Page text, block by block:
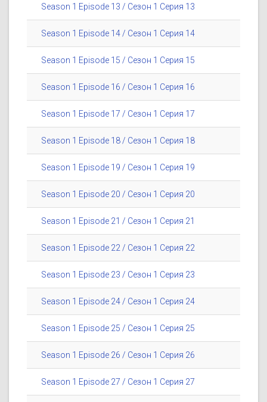
Season 1 Episode 13 / Сезон 1 Серия 13
Season 1 Episode 14 / Сезон 1 Серия 14
Season 1 Episode 15 / Сезон 1 Серия 15
Season 1 Episode 16 / Сезон 1 Серия 16
Season 1 Episode 17 / Сезон 1 Серия 17
Season 1 Episode 18 / Сезон 1 Серия 18
Season 1 Episode 19 / Сезон 1 Серия 19
Season 1 Episode 20 / Сезон 1 Серия 20
Season 1 Episode 21 / Сезон 1 Серия 21
Season 1 Episode 22 / Сезон 1 Серия 22
Season 1 Episode 23 / Сезон 1 Серия 23
Season 1 Episode 24 / Сезон 1 Серия 24
Season 1 Episode 25 / Сезон 1 Серия 25
Season 1 Episode 26 / Сезон 1 Серия 26
Season 1 Episode 27 / Сезон 1 Серия 27